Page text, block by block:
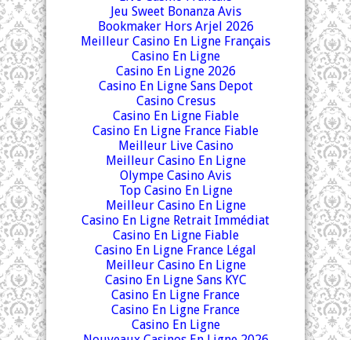
Jeu Sweet Bonanza Avis
Bookmaker Hors Arjel 2026
Meilleur Casino En Ligne Français
Casino En Ligne
Casino En Ligne 2026
Casino En Ligne Sans Depot
Casino Cresus
Casino En Ligne Fiable
Casino En Ligne France Fiable
Meilleur Live Casino
Meilleur Casino En Ligne
Olympe Casino Avis
Top Casino En Ligne
Meilleur Casino En Ligne
Casino En Ligne Retrait Immédiat
Casino En Ligne Fiable
Casino En Ligne France Légal
Meilleur Casino En Ligne
Casino En Ligne Sans KYC
Casino En Ligne France
Casino En Ligne France
Casino En Ligne